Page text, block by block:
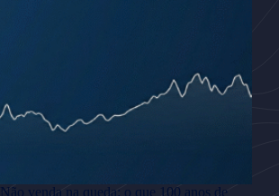
Não venda na queda: o que 100 anos de